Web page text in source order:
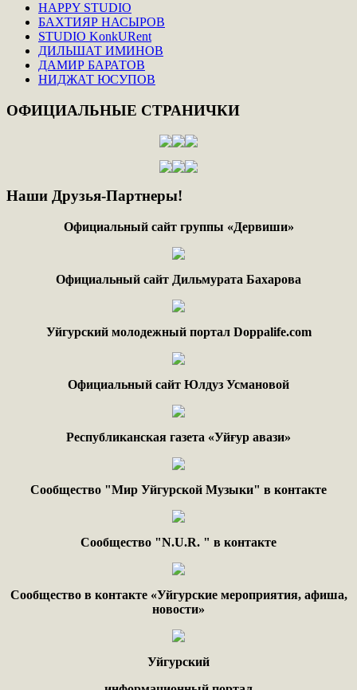
HAPPY STUDIO
БАХТИЯР НАСЫРОВ
STUDIO KonkURent
ДИЛЬШАТ ИМИНОВ
ДАМИР БАРАТОВ
НИДЖАТ ЮСУПОВ
ОФИЦИАЛЬНЫЕ СТРАНИЧКИ
Наши Друзья-Партнеры!
Официальный сайт группы «Дервиши»
Официальный сайт Дильмурата Бахарова
Уйгурский молодежный портал Doppalife.com
Официальный сайт Юлдуз Усмановой
Республиканская газета «Уйғур авази»
Сообщество "Мир Уйгурской Музыки" в контакте
Сообщество "N.U.R. " в контакте
Сообщество в контакте «Уйгурские мероприятия, афиша,
новости»
Уйгурский